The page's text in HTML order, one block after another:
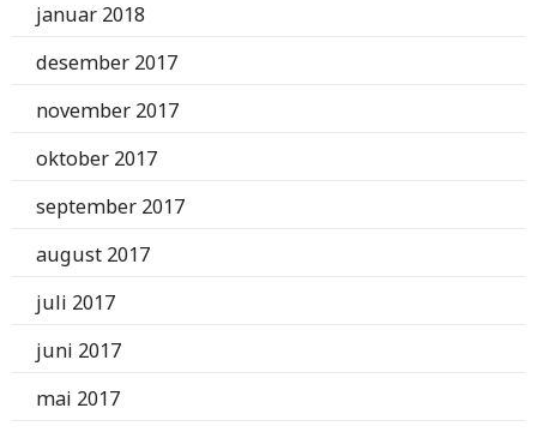
januar 2018
desember 2017
november 2017
oktober 2017
september 2017
august 2017
juli 2017
juni 2017
mai 2017